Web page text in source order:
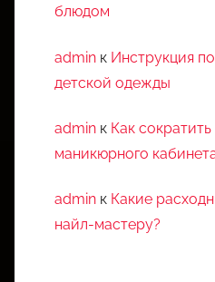
блюдом
admin к Инструкция
детской одежды
admin к Как
маникюрного
admin к Какие
найл-мастеру?